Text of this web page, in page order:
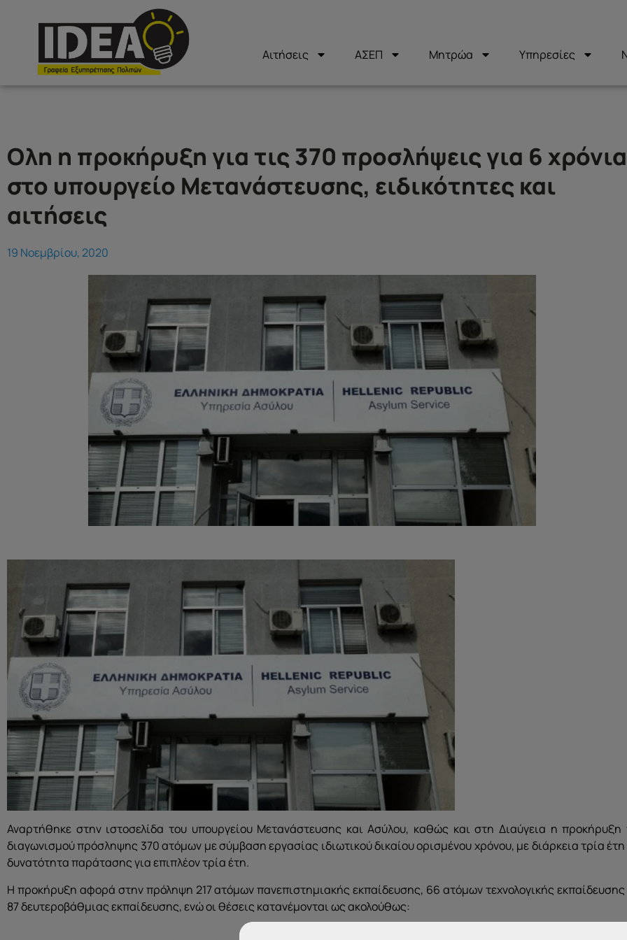
Αιτήσεις ΑΣΕΠ Μητρώα Υπηρεσίες
Ολη η προκήρυξη για τις 370 προσλήψεις για 6 χρόνια
στο υπουργείο Μετανάστευσης, ειδικότητες και
αιτήσεις
19 Νοεμβρίου, 2020
Αναρτήθηκε στην ιστοσελίδα του υπουργείου Μετανάστευσης και Ασύλου, καθώς και στη Διαύγεια η προκήρυξη
διαγωνισμού πρόσληψης 370 ατόμων με σύμβαση εργασίας ιδιωτικού δικαίου ορισμένου χρόνου, με διάρκεια τρία έτη
δυνατότητα παράτασης για επιπλέον τρία έτη.
Η προκήρυξη αφορά στην πρόληψη 217 ατόμων πανεπιστημιακής εκπαίδευσης, 66 ατόμων τεχνολογικής εκπαίδευσης
87 δευτεροβάθμιας εκπαίδευσης, ενώ οι θέσεις κατανέμονται ως ακολούθως: